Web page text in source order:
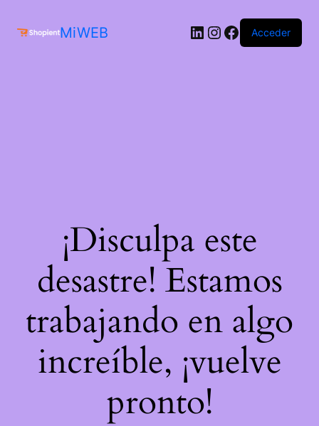
MiWEB Acceder
¡Disculpa este
desastre! Estamos
trabajando en algo
increíble, ¡vuelve
pronto!